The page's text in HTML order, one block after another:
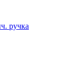
ручка